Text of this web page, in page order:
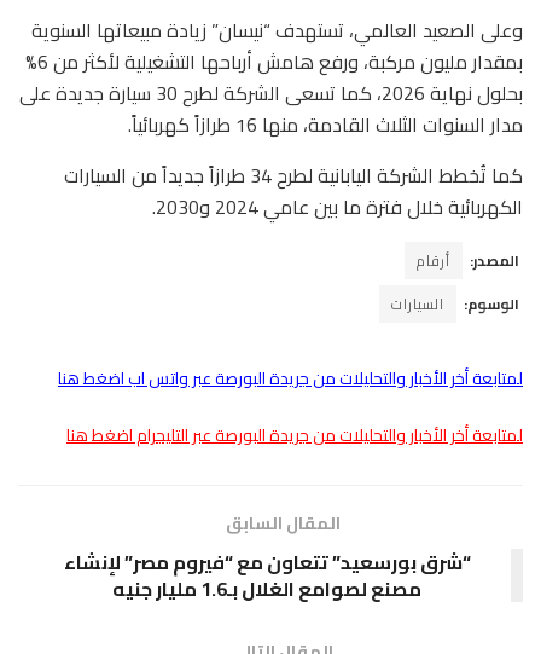
وعلى الصعيد العالمي، تستهدف “نيسان” زيادة مبيعاتها السنوية
بمقدار مليون مركبة، ورفع هامش أرباحها التشغيلية لأكثر من 6%
بحلول نهاية 2026، كما تسعى الشركة لطرح 30 سيارة جديدة على
مدار السنوات الثلاث القادمة، منها 16 طرازاً كهربائياً.
كما تُخطط الشركة اليابانية لطرح 34 طرازاً جديداً من السيارات
الكهربائية خلال فترة ما بين عامي 2024 و2030.
المصدر:
أرقام
الوسوم:
السيارات
لمتابعة أخر الأخبار والتحليلات من جريدة البورصة عبر واتس اب اضغط هنا
لمتابعة أخر الأخبار والتحليلات من جريدة البورصة عبر التليجرام اضغط هنا
المقال السابق
“شرق بورسعيد” تتعاون مع “فيروم مصر” لإنشاء
مصنع لصوامع الغلال بـ1.6 مليار جنيه